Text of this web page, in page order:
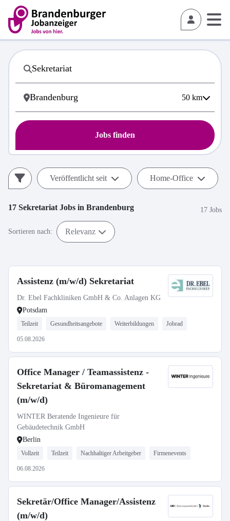
50 km
Jobs finden
Veröffentlicht seit Home-Office
17 Sekretariat Jobs in Brandenburg 17 Jobs
Sortieren nach: Relevanz
Assistenz (m/w/d) Sekretariat
Dr. Ebel Fachkliniken GmbH & Co. Anlagen KG
Potsdam
Teilzeit Gesundheitsangebote Weiterbildungen Jobrad
05.08.2026
Office Manager / Teamassistenz -
Sekretariat & Büromanagement
(m/w/d)
WINTER Beratende Ingenieure für
Gebäudetechnik GmbH
Berlin
Vollzeit Teilzeit Nachhaltiger Arbeitgeber Firmenevents
06.08.2026
Sekretär/Office Manager/Assistenz
(m/w/d)